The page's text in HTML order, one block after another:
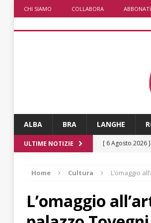
CHI SIAMO COLLABORA ABBONATI
ALBA BRA LANGHE
ULTIME NOTIZIE [ 6 Agosto 2026 ]
[ 6 Agosto 2026
planetario sulla
Home Cultura L’omaggio
L’omaggio